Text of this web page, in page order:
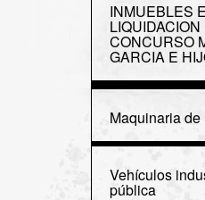
INMUEBLES
CONCURSO
GARCIA E
Maquinaria
Vehículos
pública